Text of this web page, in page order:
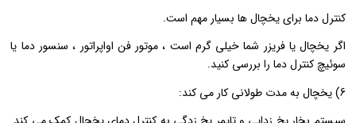
کنترل دما برای یخچال ها بسیار مهم است.
اگر یخچال یا فریزر شما خیلی گرم است ، موتور فن اواپراتور ، سنسور دما یا
سوئیچ کنترل دما را بررسی کنید.
6) یخچال به مدت طولانی کار می کند: